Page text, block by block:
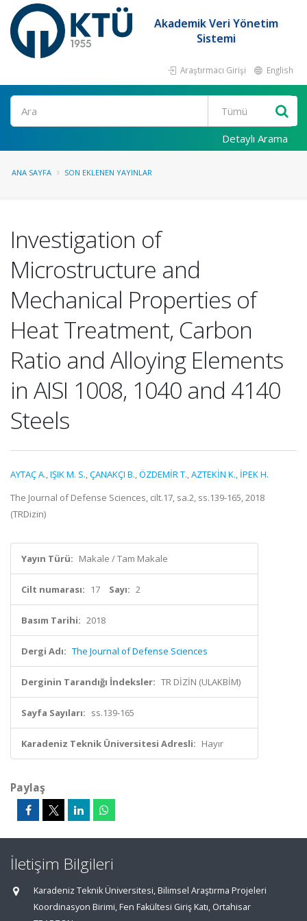
Akademik Veri Yönetim
Sistemi
Araştırmacı Girişi English
Ara
Detaylı Arama
ANA SAYFA SON EKLENEN YAYINLAR
Investigation of
Microstructure and
Mechanical Properties of
Heat Treatment, Carbon
Ratio and Alloying Elements
in AISI 1008, 1040 and 4140
Steels
AYTAÇ A.,IŞIK M. S.,ÇANAKÇI B.,ÖZDEMİR T.,AZTEKİN K., İPEK H.
The Journal of Defense Sciences, cilt.17, sa.2, ss.139-165, 2018
(TRDizin)
Yayın Türü: Makale / Tam Makale
Cilt numarası: 17 Sayı: 2
Basım Tarihi: 2018
Dergi Adı: The Journal of Defense Sciences
Derginin Tarandığı İndeksler: TR DİZİN (ULAKBİM)
Sayfa Sayıları: ss.139-165
Karadeniz Teknik Üniversitesi Adresli: Hayır
Paylaş
İletişim Bilgileri
Karadeniz Teknik Üniversitesi, Bilimsel Araştırma Projeleri
Koordinasyon Birimi, Fen Fakültesi Giriş Katı, Ortahisar